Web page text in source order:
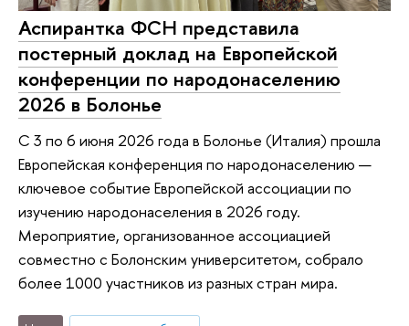
Аспирантка ФСН представила
постерный доклад на Европейской
конференции по народонаселению
2026 в Болонье
С 3 по 6 июня 2026 года в Болонье (Италия) прошла
Европейская конференция по народонаселению —
ключевое событие Европейской ассоциации по
изучению народонаселения в 2026 году.
Мероприятие, организованное ассоциацией
совместно с Болонским университетом, собрало
более 1000 участников из разных стран мира.